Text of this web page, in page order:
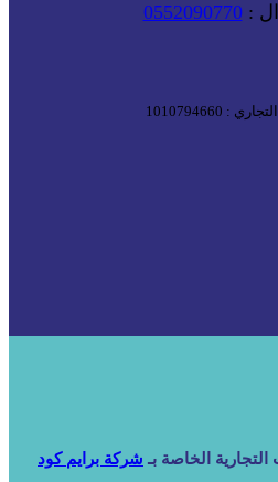
:
0552090770
1010794660
التجارية الخاصة بـ شركة برايم كود